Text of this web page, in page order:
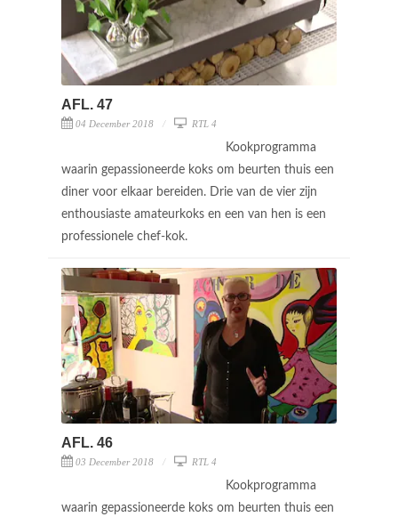
AFL. 47
04 December 2018 RTL 4
Kookprogramma
waarin gepassioneerde koks om beurten thuis een
diner voor elkaar bereiden. Drie van de vier zijn
enthousiaste amateurkoks en een van hen is een
professionele chef-kok.
AFL. 46
03 December 2018 RTL 4
Kookprogramma
waarin gepassioneerde koks om beurten thuis een